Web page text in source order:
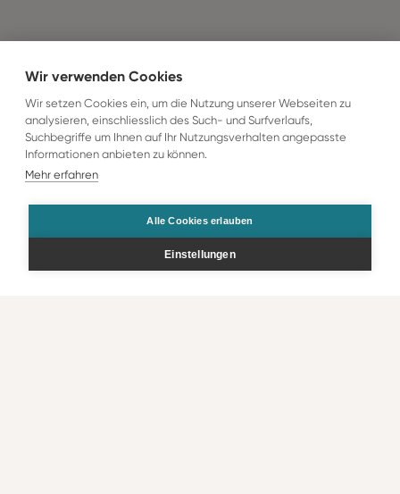
Angebote filtern
Wir verwenden Cookies
Wir setzen Cookies ein, um die Nutzung unserer Webseiten zu
analysieren, einschliesslich des Such- und Surfverlaufs,
Suchbegriffe um Ihnen auf Ihr Nutzungsverhalten angepasste
Informationen anbieten zu können.
Mehr erfahren
Alle Cookies erlauben
Einstellungen